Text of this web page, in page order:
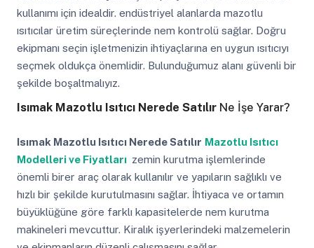
kullanımı için idealdir. endüstriyel alanlarda mazotlu
ısıtıcılar üretim süreçlerinde nem kontrolü sağlar. Doğru
ekipmanı seçin işletmenizin ihtiyaçlarına en uygun ısıtıcıyı
seçmek oldukça önemlidir. Bulunduğumuz alanı güvenli bir
şekilde boşaltmalıyız.
Isımak Mazotlu Isıtıcı Nerede SatılırNe İşe Yarar?
Isımak Mazotlu Isıtıcı Nerede Satılır Mazotlu Isıtıcı
Modelleri ve Fiyatları zemin kurutma işlemlerinde
önemli birer araç olarak kullanılır ve yapıların sağlıklı ve
hızlı bir şekilde kurutulmasını sağlar. İhtiyaca ve ortamın
büyüklüğüne göre farklı kapasitelerde nem kurutma
makineleri mevcuttur. Kiralık işyerlerindeki malzemelerin